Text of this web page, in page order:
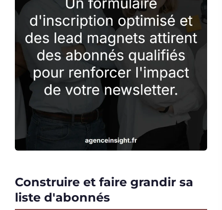
Construire et faire grandir sa
liste d'abonnés